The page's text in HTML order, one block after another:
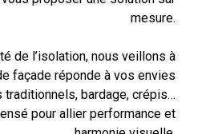
mesure.
de l’isolation, nous veillons à
façade réponde à vos envies
bardage, crépis…
pour allier performance et